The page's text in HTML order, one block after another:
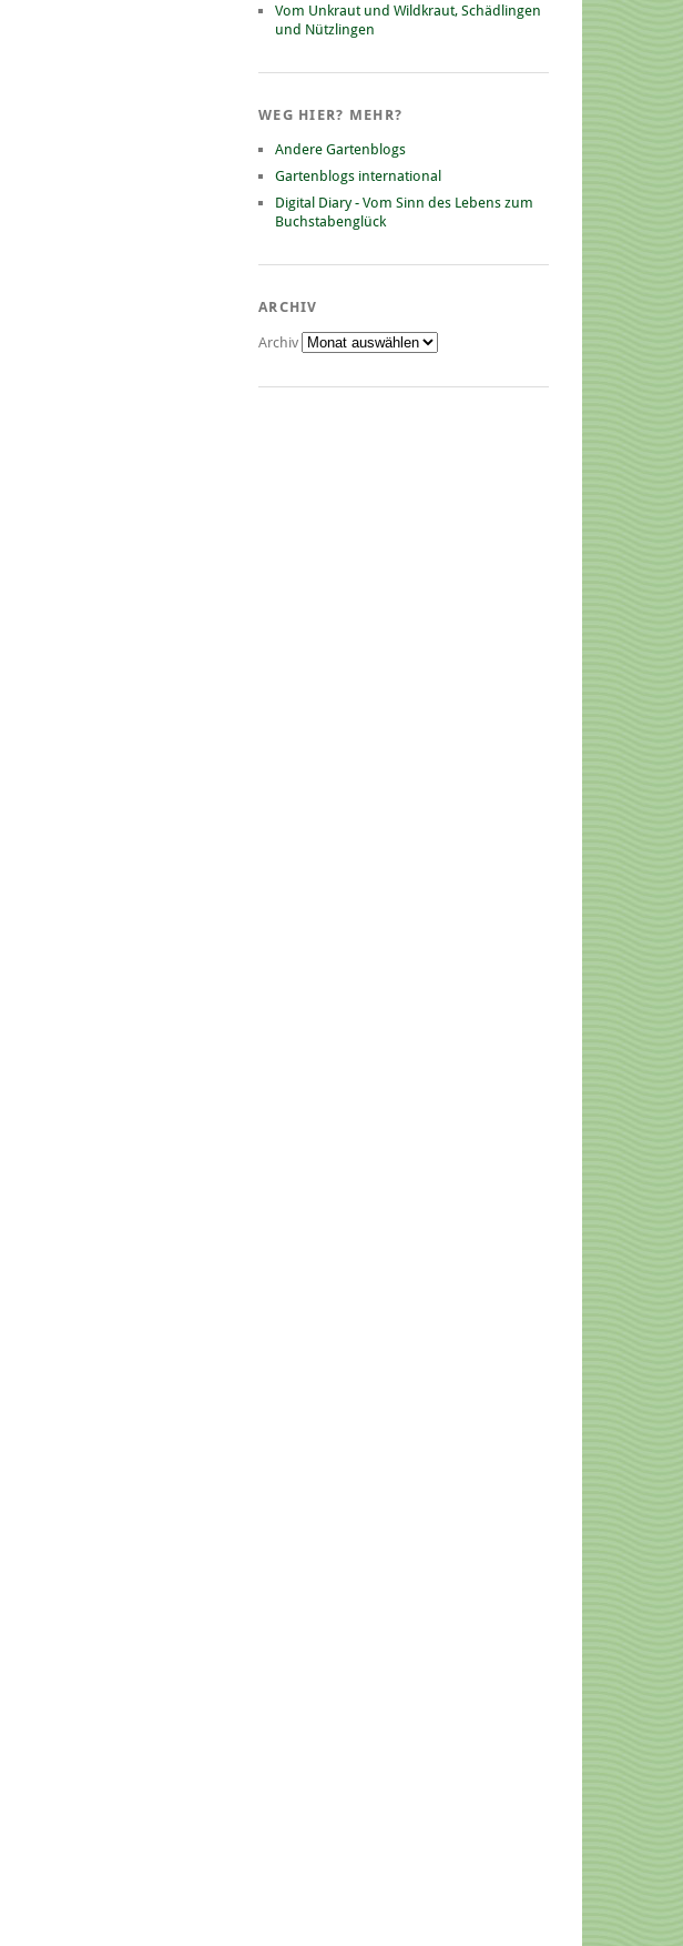
Vom Unkraut und Wildkraut, Schädlingen
und Nützlingen
WEG HIER? MEHR?
Andere Gartenblogs
Gartenblogs international
Digital Diary - Vom Sinn des Lebens zum
Buchstabenglück
ARCHIV
Archiv